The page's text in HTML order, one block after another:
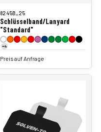
8245B_25
Schlüsselband/Lanyard
"Standard"
+4
Preis auf Anfrage